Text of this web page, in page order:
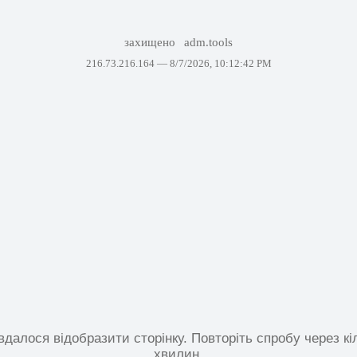
захищено adm.tools
216.73.216.164 — 8/7/2026, 10:12:42 PM
відобразити сторінку. Повторіть спробу через